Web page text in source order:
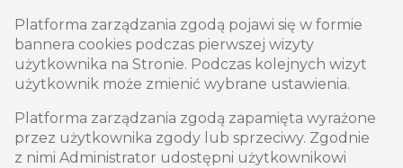
Platforma zarządzania zgodą pojawi się w formie
bannera cookies podczas pierwszej wizyty
użytkownika na Stronie. Podczas kolejnych wizyt
użytkownik może zmienić wybrane ustawienia.
Platforma zarządzania zgodą zapamięta wyrażone
przez użytkownika zgody lub sprzeciwy. Zgodnie
z nimi Administrator udostępni użytkownikowi